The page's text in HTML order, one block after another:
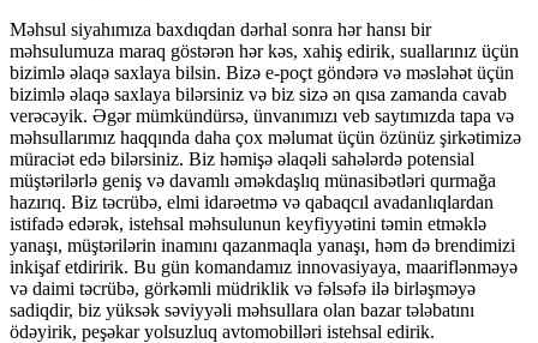
Məhsul siyahımıza baxdıqdan dərhal sonra hər hansı bir
məhsulumuza maraq göstərən hər kəs, xahiş edirik, suallarınız üçün
bizimlə əlaqə saxlaya bilsin. Bizə e-poçt göndərə və məsləhət üçün
bizimlə əlaqə saxlaya bilərsiniz və biz sizə ən qısa zamanda cavab
verəcəyik. Əgər mümkündürsə, ünvanımızı veb saytımızda tapa və
məhsullarımız haqqında daha çox məlumat üçün özünüz şirkətimizə
müraciət edə bilərsiniz. Biz həmişə əlaqəli sahələrdə potensial
müştərilərlə geniş və davamlı əməkdaşlıq münasibətləri qurmağa
hazırıq. Biz təcrübə, elmi idarəetmə və qabaqcıl avadanlıqlardan
istifadə edərək, istehsal məhsulunun keyfiyyətini təmin etməklə
yanaşı, müştərilərin inamını qazanmaqla yanaşı, həm də brendimizi
inkişaf etdiririk. Bu gün komandamız innovasiyaya, maariflənməyə
və daimi təcrübə, görkəmli müdriklik və fəlsəfə ilə birləşməyə
sadiqdir, biz yüksək səviyyəli məhsullara olan bazar tələbatını
ödəyirik, peşəkar yolsuzluq avtomobilləri istehsal edirik.